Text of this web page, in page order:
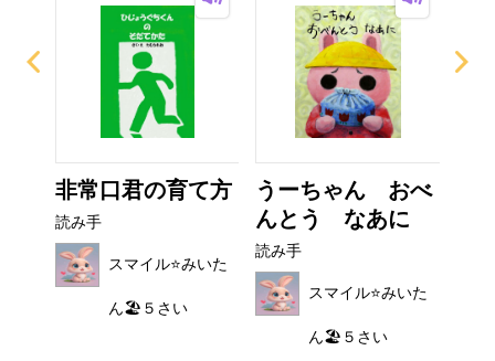
非常口君の育て方
読み手
スマイル⭐️みいた
ん🏖５さい
うーちゃん おべ
んとう なあに
読み手
スマイル⭐️みいた
ん🏖５さい